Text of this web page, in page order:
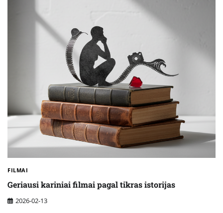
FILMAI
Geriausi kariniai filmai pagal tikras istorijas
2026-02-13